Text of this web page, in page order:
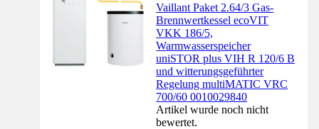
Vaillant Paket 2.64/3 Gas-
Brennwertkessel ecoVIT
VKK 186/5,
Warmwasserspeicher
uniSTOR plus VIH R 120/6 B
und witterungsgeführter
Regelung multiMATIC VRC
700/60 0010029840
Artikel wurde noch nicht
bewertet.